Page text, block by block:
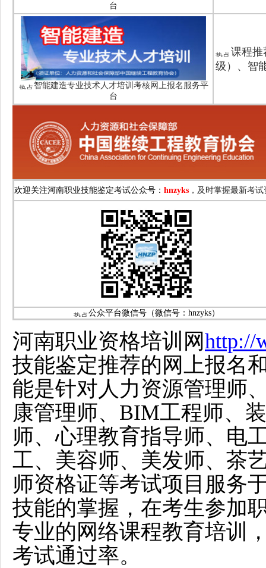
台
智能建造专业技术人才培训考核网上报名服务平
台
课程推
级）、智
欢迎关注河南职业技能鉴定考试公众号： hnzyks ，及时掌握最新考
公众平台微信号（微信号： hnzyks）
河南职业资格培训网http://
技能鉴定推荐的网上报名
能是针对人力资源管理师
康管理师、BIM工程师、
师、心理教育指导师、电
工、美容师、美发师、茶
师资格证等考试项目服务
技能的掌握，在考生参加
专业的网络课程教育培训
考试通过率。